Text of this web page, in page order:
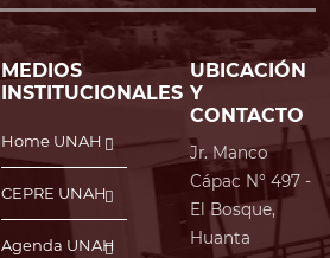
MEDIOS
INSTITUCIONALES
Home UNAH
CEPRE UNAH
Agenda UNAH
UBICACIÓN
Y
CONTACTO
Jr. Manco
Cápac N° 497 -
El Bosque,
Huanta